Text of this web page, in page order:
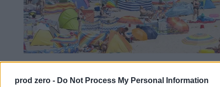
prod zero - Do Not Process My Personal Information
nową wakacyjną prognozę